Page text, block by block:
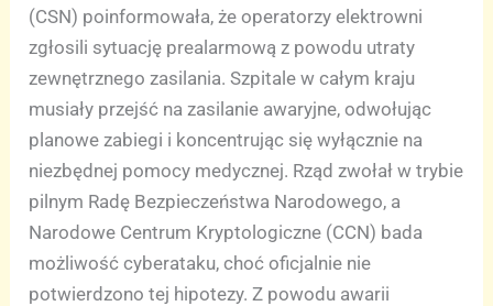
(CSN) poinformowała, że operatorzy elektrowni
zgłosili sytuację prealarmową z powodu utraty
zewnętrznego zasilania. Szpitale w całym kraju
musiały przejść na zasilanie awaryjne, odwołując
planowe zabiegi i koncentrując się wyłącznie na
niezbędnej pomocy medycznej. Rząd zwołał w trybie
pilnym Radę Bezpieczeństwa Narodowego, a
Narodowe Centrum Kryptologiczne (CCN) bada
możliwość cyberataku, choć oficjalnie nie
potwierdzono tej hipotezy. Z powodu awarii